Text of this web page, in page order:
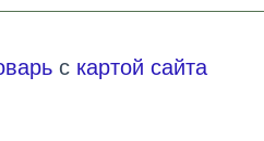
с картой сайта